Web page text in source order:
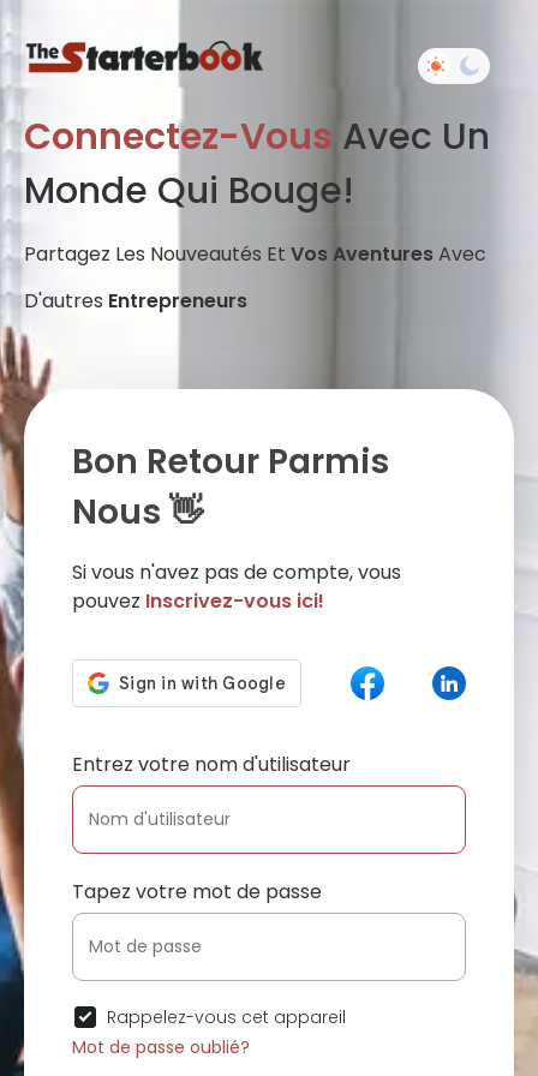
Connectez-Vous Avec Un
Monde Qui Bouge!
Partagez Les Nouveautés Et Vos AventuresAvec
D'autres Entrepreneurs
Bon Retour Parmis
Nous 👋
Si vous n'avez pas de compte, vous
pouvez Inscrivez-vous ici!
Entrez votre nom d'utilisateur
Tapez votre mot de passe
Rappelez-vous cet appareil
Mot de passe oublié?